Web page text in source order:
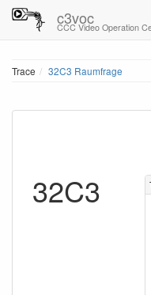
c3voc
CCC Video Operation
Trace 32C3 Raumfrage
32C3